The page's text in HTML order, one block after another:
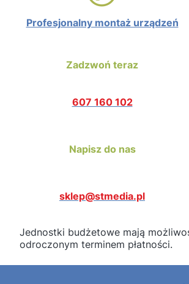
Profesjonalny montaż urządzeń
Zadzwoń teraz
607 160 102
Napisz do nas
sklep@stmedia.pl
Jednostki budżetowe mają
odroczonym terminem płatności.